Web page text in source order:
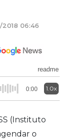
06:46
readme
0:00 1.0x
(Instituto
o